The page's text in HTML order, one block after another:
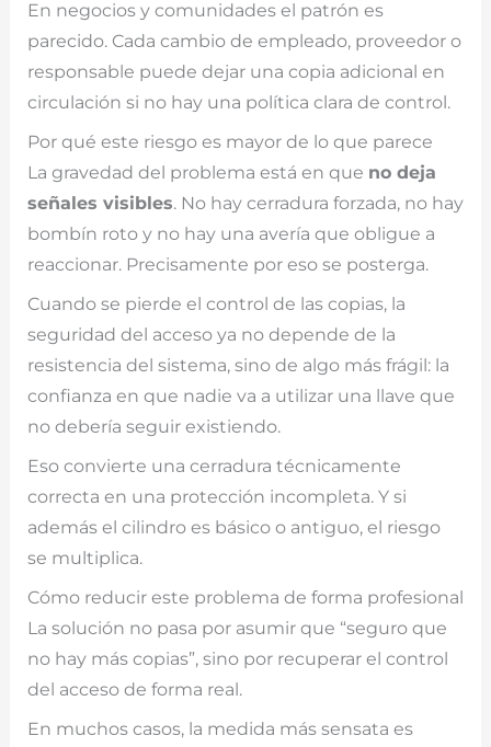
En negocios y comunidades el patrón es
parecido. Cada cambio de empleado, proveedor o
responsable puede dejar una copia adicional en
circulación si no hay una política clara de control.
Por qué este riesgo es mayor de lo que parece
La gravedad del problema está en que no deja
señales visibles. No hay cerradura forzada, no hay
bombín roto y no hay una avería que obligue a
reaccionar. Precisamente por eso se posterga.
Cuando se pierde el control de las copias, la
seguridad del acceso ya no depende de la
resistencia del sistema, sino de algo más frágil: la
confianza en que nadie va a utilizar una llave que
no debería seguir existiendo.
Eso convierte una cerradura técnicamente
correcta en una protección incompleta. Y si
además el cilindro es básico o antiguo, el riesgo
se multiplica.
Cómo reducir este problema de forma profesional
La solución no pasa por asumir que “seguro que
no hay más copias”, sino por recuperar el control
del acceso de forma real.
En muchos casos, la medida más sensata es